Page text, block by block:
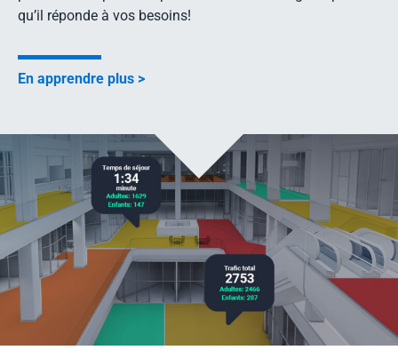
qu’il réponde à vos besoins!
En apprendre plus